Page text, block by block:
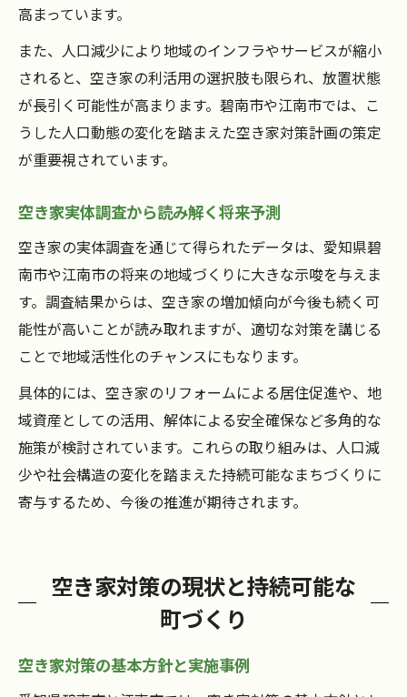
高まっています。
また、人口減少により地域のインフラやサービスが縮小
されると、空き家の利活用の選択肢も限られ、放置状態
が長引く可能性が高まります。碧南市や江南市では、こ
うした人口動態の変化を踏まえた空き家対策計画の策定
が重要視されています。
空き家実体調査から読み解く将来予測
空き家の実体調査を通じて得られたデータは、愛知県碧
南市や江南市の将来の地域づくりに大きな示唆を与えま
す。調査結果からは、空き家の増加傾向が今後も続く可
能性が高いことが読み取れますが、適切な対策を講じる
ことで地域活性化のチャンスにもなります。
具体的には、空き家のリフォームによる居住促進や、地
域資産としての活用、解体による安全確保など多角的な
施策が検討されています。これらの取り組みは、人口減
少や社会構造の変化を踏まえた持続可能なまちづくりに
寄与するため、今後の推進が期待されます。
空き家対策の現状と持続可能な
町づくり
空き家対策の基本方針と実施事例